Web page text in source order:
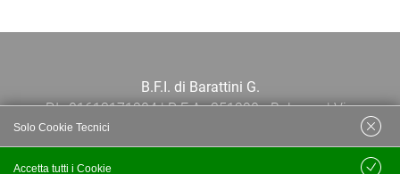
B.F.I. di Barattini G.
P.I.: 01613171204 | R.E.A.: 351290 - Bologna | Via
Po 13E, 40139, Bologna | Telefono: 051
444638 | Email: bfi@bfi.bo.it
Accetta tutti i Cookie
Solo Cookie Tecnici
Salva